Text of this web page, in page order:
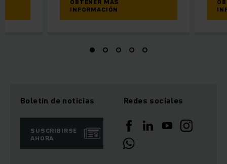
OBTENER MÁS
INFORMACIÓN
Boletín de noticias
SUSCRIBIRSE
AHORA
Redes sociales